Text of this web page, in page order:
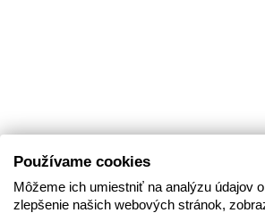
Používame cookies
Môžeme ich umiestniť na analýzu údajov
zlepšenie našich webových stránok,